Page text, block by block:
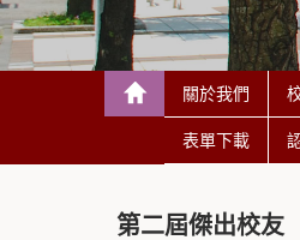
關於我們
表單下載
第二屆傑出校友